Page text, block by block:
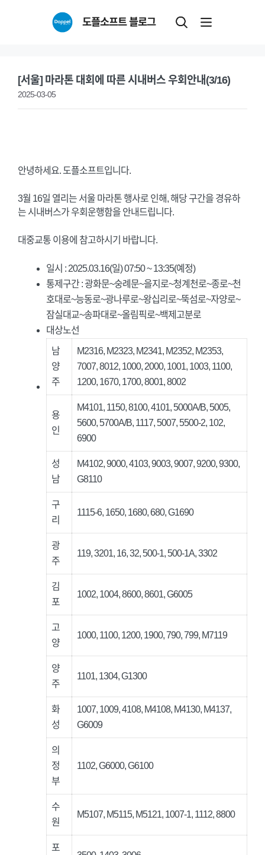
도플소프트 블로그
[서울] 마라톤 대회에 따른 시내버스 우회안내(3/16)
2025-03-05
안녕하세요. 도플소프트입니다.
3월 16일 열리는 서울 마라톤 행사로 인해, 해당 구간을 경유하
는 시내버스가 우회운행함을 안내드립니다.
대중교통 이용에 참고하시기 바랍니다.
일시 : 2025.03.16(일) 07:50 ~ 13:35(예정)
통제구간 : 광화문~숭례문~을지로~청계천로~종로~천
호대로~능동로~광나루로~왕십리로~뚝섬로~자양로~
잠실대교~송파대로~올림픽로~백제고분로
대상노선
남
양
주
M2316, M2323, M2341, M2352, M2353,
7007, 8012, 1000, 2000, 1001, 1003, 1100,
1200, 1670, 1700, 8001, 8002
용
인
M4101, 1150, 8100, 4101, 5000A/B, 5005,
5600, 5700A/B, 1117, 5007, 5500-2, 102,
6900
성
남
M4102, 9000, 4103, 9003, 9007, 9200, 9300,
G8110
구
리
1115-6, 1650, 1680, 680, G1690
광
주
119, 3201, 16, 32, 500-1, 500-1A, 3302
김
포
1002, 1004, 8600, 8601, G6005
고
양
1000, 1100, 1200, 1900, 790, 799, M7119
양
주
1101, 1304, G1300
화
성
1007, 1009, 4108, M4108, M4130, M4137,
G6009
의
정
부
1102, G6000, G6100
수
원
M5107, M5115, M5121, 1007-1, 1112, 8800
포